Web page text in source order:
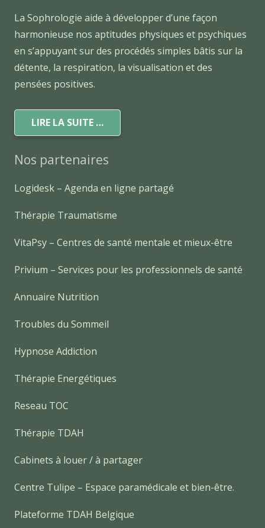
La Sophrologie aide à développer d’une façon
harmonieuse nos aptitudes physiques et psychiques
en s’appuyant sur des procédés simples bâtis sur la
détente, la respiration, la visualisation et des
pensées positives.
LIRE LA SUITE …
Nos partenaires
Logidesk – Agenda en ligne partagé
Thérapie Traumatisme
VitaPsy – Centres de santé mentale et mieux-être
Privium – Services pour les professionnels de santé
Annuaire Nutrition
Troubles du Sommeil
Hypnose Addiction
Thérapie Energétiques
Reseau TOC
Thérapie TDAH
Cabinets à louer / à partager
Centre Tulipe – Espace paramédicale et bien-être.
Plateforme TDAH Belgique